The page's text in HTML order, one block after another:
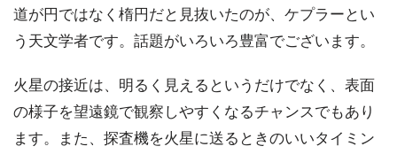
道が円ではなく楕円だと見抜いたのが、ケプラーとい
う天文学者です。話題がいろいろ豊富でございます。
火星の接近は、明るく見えるというだけでなく、表面
の様子を望遠鏡で観察しやすくなるチャンスでもあり
ます。また、探査機を火星に送るときのいいタイミン